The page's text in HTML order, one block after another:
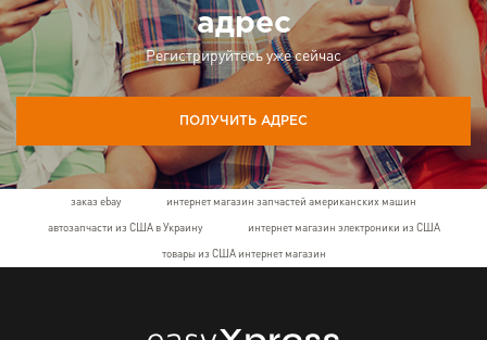
адрес
Регистрируйтесь уже сейчас
ПОЛУЧИТЬ АДРЕС
заказ ebay интернет магазин запчастей американских машин
автозапчасти из США в Украину интернет магазин электроники из США
товары из США интернет магазин